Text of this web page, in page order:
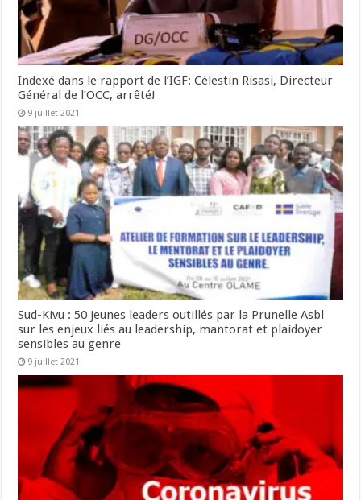
Indexé dans le rapport de l’IGF: Célestin Risasi, Directeur
Général de l’OCC, arrêté!
9 juillet 2021
Sud-Kivu : 50 jeunes leaders outillés par la Prunelle Asbl
sur les enjeux liés au leadership, mantorat et plaidoyer
sensibles au genre
9 juillet 2021